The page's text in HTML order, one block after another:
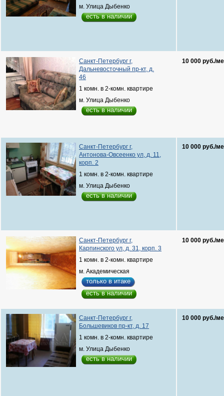
м. Улица Дыбенко
есть в наличии
Санкт-Петербург г,
Дальневосточный пр-кт, д.
46
1 комн. в 2-комн. квартире
м. Улица Дыбенко
есть в наличии
10 000 руб./
Санкт-Петербург г,
Антонова-Овсеенко ул, д. 11,
корп. 2
1 комн. в 2-комн. квартире
м. Улица Дыбенко
есть в наличии
10 000 руб./
Санкт-Петербург г,
Карпинского ул, д. 31, корп. 3
1 комн. в 2-комн. квартире
м. Академическая
только в итаке
есть в наличии
10 000 руб./
Санкт-Петербург г,
Большевиков пр-кт, д. 17
1 комн. в 2-комн. квартире
м. Улица Дыбенко
есть в наличии
10 000 руб./